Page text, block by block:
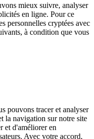
mieux suivre, analyser
en ligne. Pour ce
personnelles cryptées avec
à condition que vous
pouvons tracer et analyser
la navigation sur notre site
et d'améliorer en
Avec votre accord,